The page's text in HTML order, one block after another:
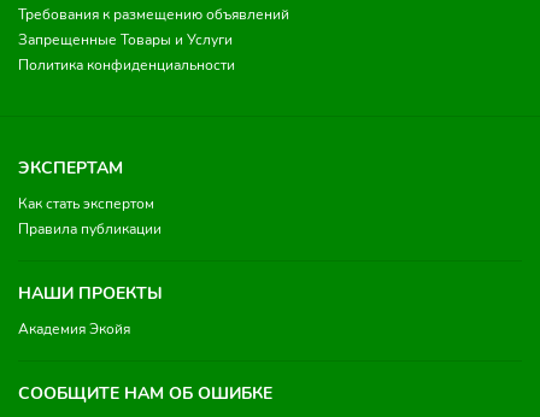
Требования к размещению объявлений
Запрещенные Товары и Услуги
Политика конфиденциальности
ЭКСПЕРТАМ
Как стать экспертом
Правила публикации
НАШИ ПРОЕКТЫ
Академия Экойя
СООБЩИТЕ НАМ ОБ ОШИБКЕ